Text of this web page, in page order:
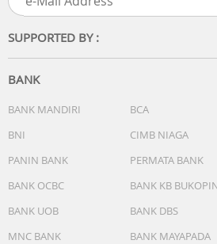
microSDXC
Image File Format(s) : JPEG, RAW
Maximum Aperture : f/2.5
Video Encoding Formats : MP4
Maximum Depth Of Water
Others
SUPPORTED BY :
BANK
BANK MANDIRI BCA
BNI
CIMB NIAGA
PANIN BANK
PERMATA BANK
BANK OCBC
BANK KB
BANK UOB
BANK DBS
MNC BANK
BANK MAYAPADA